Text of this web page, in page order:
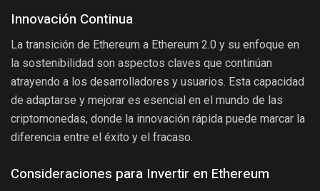
Innovación Continua
La transición de Ethereum a Ethereum 2.0 y su enfoque en
la sostenibilidad son aspectos claves que continúan
atrayendo a los desarrolladores y usuarios. Esta capacidad
de adaptarse y mejorar es esencial en el mundo de las
criptomonedas, donde la innovación rápida puede marcar la
diferencia entre el éxito y el fracaso.
Consideraciones para Invertir en Ethereum